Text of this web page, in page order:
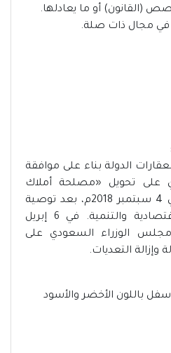
(القانون) أو ما يعادلها.
الدولة بناء على موافقة
على تحويل «مصلحة أملاك
الدولة» إلى هيئة عامة في 4 سبتمبر 2018م، بعد توصية
من مجلس الشؤون الاقتصادية والتنمية. في 6 إبريل
مجلس الوزراء السعودي على
وإزالة التعديات.
باللون الأخضر والأسود